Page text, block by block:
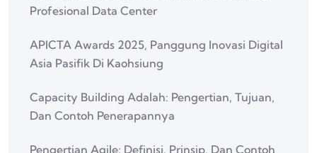
Profesional Data Center
APICTA Awards 2025, Panggung Inovasi Digital
Asia Pasifik Di Kaohsiung
Capacity Building Adalah: Pengertian, Tujuan,
Dan Contoh Penerapannya
Pengertian Agile: Definisi, Prinsip, Dan Contoh